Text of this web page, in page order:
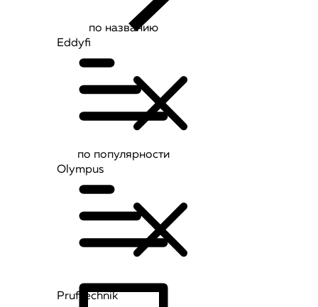
по названию
по популярности
Eddyfi
Olympus
Pruftechnik